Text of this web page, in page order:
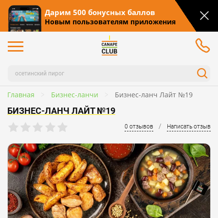
Дарим 500 бонусных баллов
Новым пользователям приложения
Главная Бизнес-ланчи Бизнес-ланч Лайт №19
БИЗНЕС-ЛАНЧ ЛАЙТ №19
0 отзывов / Написать отзыв